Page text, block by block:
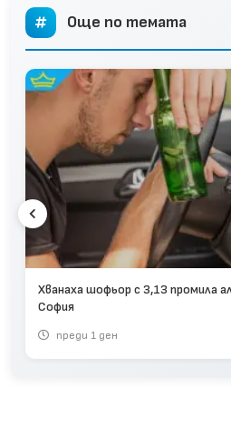
Още по темата
Хванаха шофьор с 3,13 промила
София
преди 1 ден